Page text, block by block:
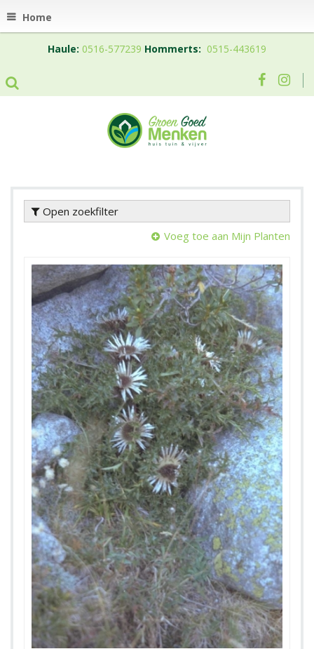
Home
Haule: 0516-577239 Hommerts: 0515-443619
Open zoekfilter
Voeg toe aan Mijn Planten